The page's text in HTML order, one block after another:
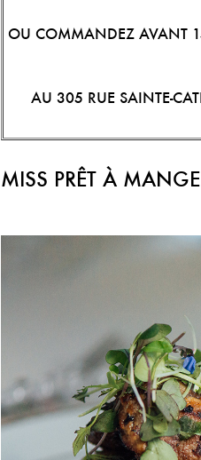
OU COMMANDEZ AVANT
AU 305 RUE SAINTE-
MISS PRÊT À